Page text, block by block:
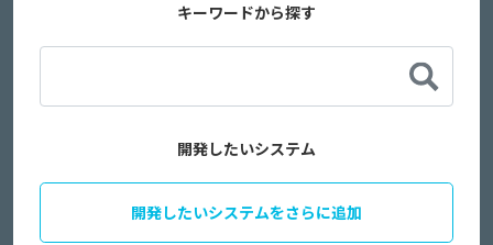
キーワードから探す
開発したいシステム
開発したいシステムをさらに追加